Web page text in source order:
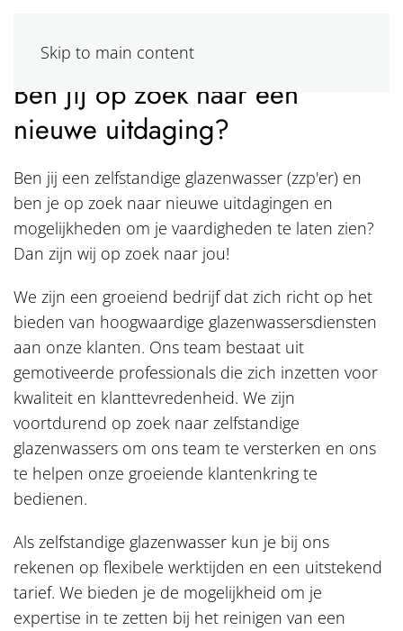
Skip to main content
Ben jij op zoek naar een
nieuwe uitdaging?
Ben jij een zelfstandige glazenwasser (zzp'er) en
ben je op zoek naar nieuwe uitdagingen en
mogelijkheden om je vaardigheden te laten zien?
Dan zijn wij op zoek naar jou!
We zijn een groeiend bedrijf dat zich richt op het
bieden van hoogwaardige glazenwassersdiensten
aan onze klanten. Ons team bestaat uit
gemotiveerde professionals die zich inzetten voor
kwaliteit en klanttevredenheid. We zijn
voortdurend op zoek naar zelfstandige
glazenwassers om ons team te versterken en ons
te helpen onze groeiende klantenkring te
bedienen.
Als zelfstandige glazenwasser kun je bij ons
rekenen op flexibele werktijden en een uitstekend
tarief. We bieden je de mogelijkheid om je
expertise in te zetten bij het reinigen van een